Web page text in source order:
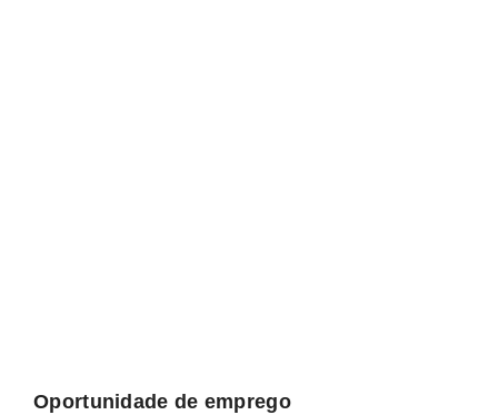
Oportunidade de emprego